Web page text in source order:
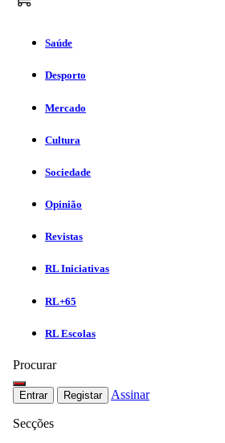
Saúde
Desporto
Mercado
Cultura
Sociedade
Opinião
Revistas
RL Iniciativas
RL+65
RL Escolas
Procurar
Entrar Registar Assinar
Secções